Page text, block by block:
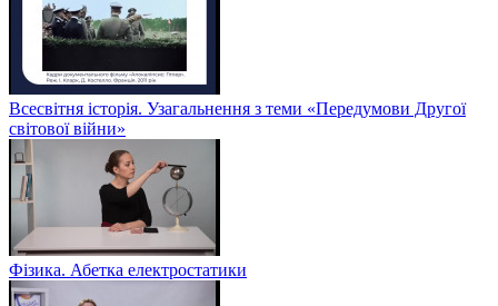
Всесвітня історія. Узагальнення з теми «Передумови Другої
світової війни»
Фізика. Абетка електростатики